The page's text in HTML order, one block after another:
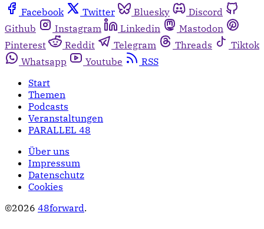
Facebook Twitter Bluesky
Discord
Github
Instagram Linkedin
Mastodon
Pinterest
Reddit Telegram Threads
Tiktok
Whatsapp
Youtube
RSS
Start
Themen
Podcasts
Veranstaltungen
PARALLEL 48
Über uns
Impressum
Datenschutz
Cookies
©2026 48forward.